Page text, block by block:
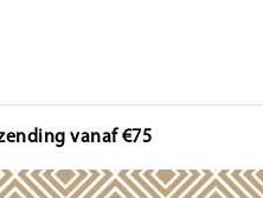
vanaf €75